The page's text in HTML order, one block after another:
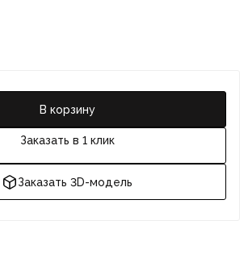
В корзину
Заказать в 1 клик
Заказать 3D-модель